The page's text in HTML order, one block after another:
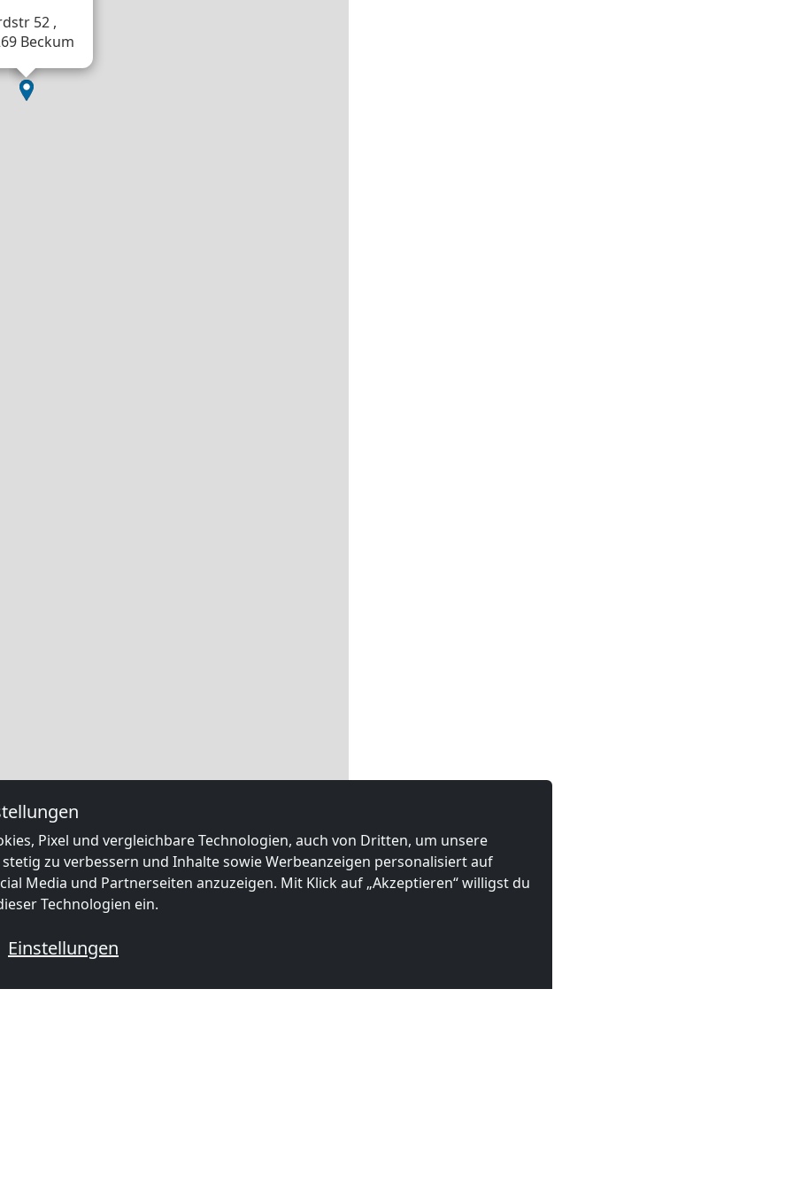
52 ,
Beckum
Pixel und vergleichbare Technologien, auch von Dritten, um unsere
zu verbessern und Inhalte sowie Werbeanzeigen personalisiert auf
Media und Partnerseiten anzuzeigen. Mit Klick auf „Akzeptieren“ willigst du
Technologien ein.
Einstellungen